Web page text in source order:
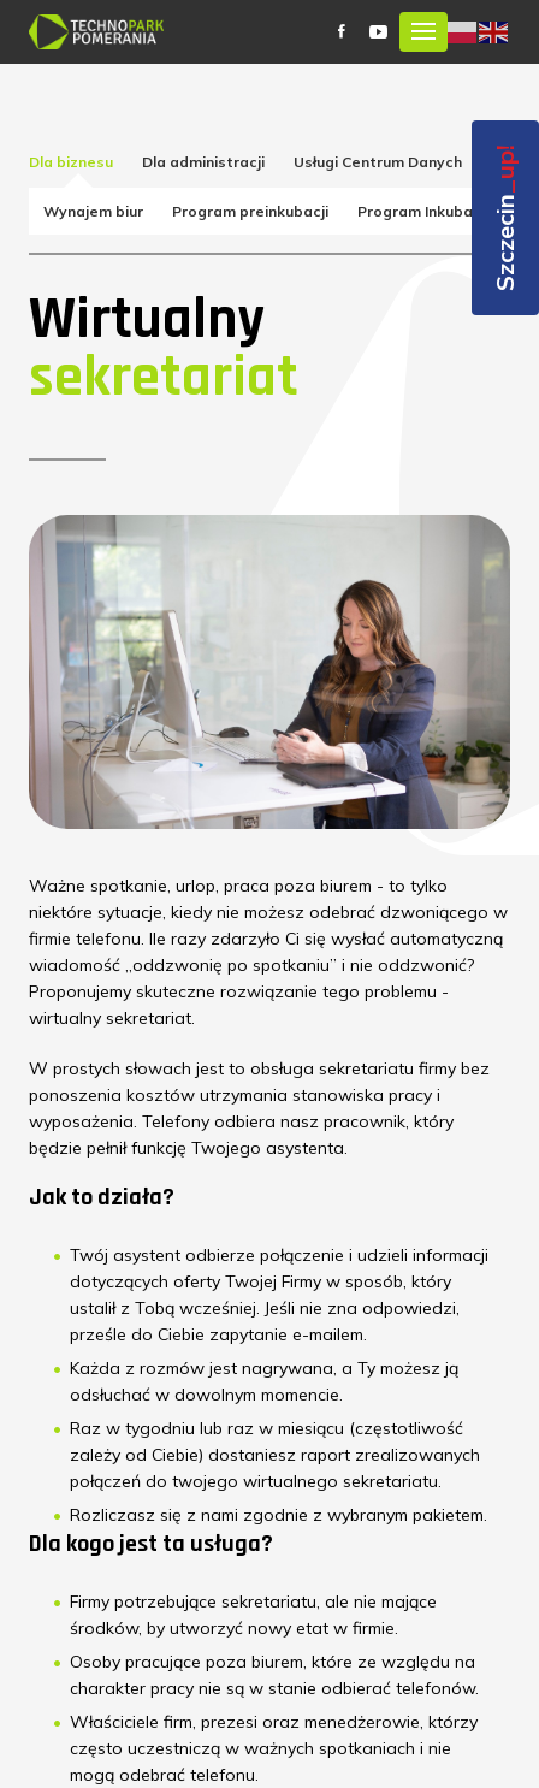
Szczecin
_up!
Dla biznesu Dla administracji Usługi Centrum Danych
Wynajem biur Program preinkubacji Program Inkubacji
Wirtualny
sekretariat
Ważne spotkanie, urlop, praca poza biurem - to tylko
niektóre sytuacje, kiedy nie możesz odebrać dzwoniącego w
firmie telefonu. Ile razy zdarzyło Ci się wysłać automatyczną
wiadomość „oddzwonię po spotkaniu” i nie oddzwonić?
Proponujemy skuteczne rozwiązanie tego problemu -
wirtualny sekretariat.
W prostych słowach jest to obsługa sekretariatu firmy bez
ponoszenia kosztów utrzymania stanowiska pracy i
wyposażenia. Telefony odbiera nasz pracownik, który
będzie pełnił funkcję Twojego asystenta.
Jak to działa?
Twój asystent odbierze połączenie i udzieli informacji
dotyczących oferty Twojej Firmy w sposób, który
ustalił z Tobą wcześniej. Jeśli nie zna odpowiedzi,
prześle do Ciebie zapytanie e-mailem.
Każda z rozmów jest nagrywana, a Ty możesz ją
odsłuchać w dowolnym momencie.
Raz w tygodniu lub raz w miesiącu (częstotliwość
zależy od Ciebie) dostaniesz raport zrealizowanych
połączeń do twojego wirtualnego sekretariatu.
Rozliczasz się z nami zgodnie z wybranym pakietem.
Dla kogo jest ta usługa?
Firmy potrzebujące sekretariatu, ale nie mające
środków, by utworzyć nowy etat w firmie.
Osoby pracujące poza biurem, które ze względu na
charakter pracy nie są w stanie odbierać telefonów.
Właściciele firm, prezesi oraz menedżerowie, którzy
często uczestniczą w ważnych spotkaniach i nie
mogą odebrać telefonu.